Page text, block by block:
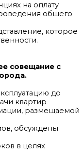
на оплату
общего
которое
совещание с
до
квартир
размещаемой
обсуждены
в целях